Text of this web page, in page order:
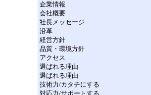
企業情報
会社概要
社長メッセージ
沿革
経営方針
品質・環境方針
アクセス
選ばれる理由
選ばれる理由
技術力/カタチにする
対応力/サポートする